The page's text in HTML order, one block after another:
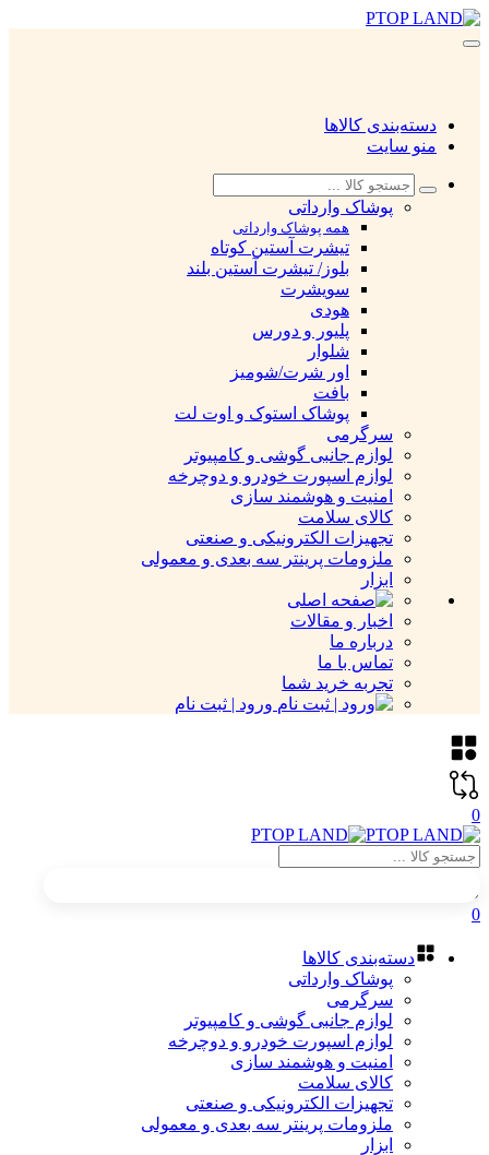
دسته‌بندی کالاها
منو سایت
پوشاک وارداتی
همه پوشاک وارداتی
تیشرت آستین کوتاه
بلوز/ تیشرت آستین بلند
سویشرت
هودی
پلیور و دورس
شلوار
اور شرت/شومیز
بافت
پوشاک استوک و اوت لت
سرگرمی
لوازم جانبی گوشی و کامپیوتر
لوازم اسپورت خودرو و دوچرخه
امنیت و هوشمند سازی
کالای سلامت
تجهیزات الکترونیکی و صنعتی
ملزومات پرینتر سه بعدی و معمولی
ابزار
اخبار و مقالات
درباره ما
تماس با ما
تجربه خرید شما
ورود | ثبت نام
0
0
دسته‌بندی کالاها
پوشاک وارداتی
سرگرمی
لوازم جانبی گوشی و کامپیوتر
لوازم اسپورت خودرو و دوچرخه
امنیت و هوشمند سازی
کالای سلامت
تجهیزات الکترونیکی و صنعتی
ملزومات پرینتر سه بعدی و معمولی
ابزار